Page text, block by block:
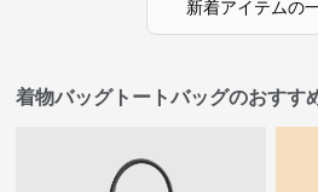
新着アイテムの
着物バッグトートバッグのおすす